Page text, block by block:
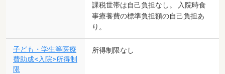
課税世帯は自己負担なし。 入院時食
事療養費の標準負担額の自己負担あ
り。
子ども・学生等医療
費助成<入院>所得制
限
所得制限なし